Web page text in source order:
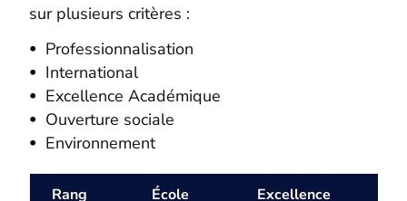
sur plusieurs critères :
Professionnalisation
International
Excellence Académique
Ouverture sociale
Environnement
Rang École
Excellence